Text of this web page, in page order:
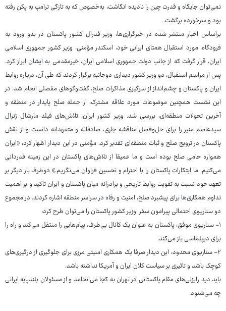
نمی‌توان جایگاه و قدرت چین را نادیده انگاشت، به‌خصوص که به تازگی ترامپ به پکن رفته
بود و سرخورده برگشت.
براساس اخبار منتشر شده در خبرگزاری‌ها، وزیر فدرال کشور پاکستان در بدو ورود به
فرودگاه، مورد استقبال همتای ایرانی خود، اسکندر مؤمنی، وزیر کشور جمهوری اسلامی
ایران، قرار گرفت که از جانب دولت جمهوری اسلامی ایران، خیرمقدمی به ایشان ابراز کرد.
پس از مراسم استقبال، دو وزیر کشور دیداری دوجانبه برگزار کردند که طی آن، درباره روابط
ایران و پاکستان و چشم‌انداز از سرگیری مذاکرات صلح، گفت‌وگوهای مفصلی انجام شد. در
این نشست همچنین موضوعات مورد علاقه مشترک، از جمله صلح پایدار در منطقه و
آخرین تحولات منطقه‌ای، بررسی شد. وزیر کشور ایران، تلاش‌های فیلد مارشال ژنرال
سیدعاصم منیر را برای حل‌وفصل مناقشه جاری، صادقانه و متعهدانه دانست و از نقش
پاکستان در ترویج صلح و ثبات منطقه‌ای تقدیر کرد. مؤمنی در این دیدار اظهار کرد: «ایران
همواره حامی صلح بوده است و ما عمیقا از تلاش‌های پاکستان در این زمینه قدردانی
می‌کنیم. ما ابتکارات پاکستان را با احترام و تحسین فراوان می‌نگریم.» دوطرف بار دیگر بر
تعهد خود نسبت به تقویت روابط تاریخی و برادرانه میان پاکستان و ایران تاکید و بر اهمیت
تداوم همکاری‌ها برای پیشبرد صلح، امنیت و رفاه در سراسر منطقه اشاره کردند. در مجموع
دو سناریوی احتمالی پیرامون سفر وزیر کشور پاکستان را می‌توان طرح کرد:
۱- سناریوی موفق: پاکستان به عنوان یک کانال بی‌طرف، پیام‌هایی را منتقل می‌کند و راه را
برای دیپلماسی باز می‌کند.
۲- سناریوی محدود: این دیدار صرفا یک همکاری امنیتی مرزی برای جلوگیری از درگیری‌های
کوچک باشد و تاثیری بر سیاست کلان ایران و آمریکا نداشته باشد.
باید دید رایزنی‌های مقام پاکستانی در تهران به کجا می‌انجامد و از مسئولان بلندپایه ایرانی
چه می‌شنود.